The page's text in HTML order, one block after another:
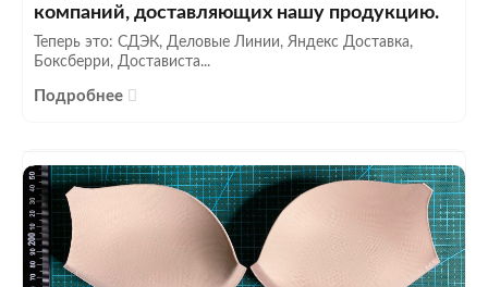
компаний, доставляющих нашу продукцию.
Теперь это: СДЭК, Деловые Линии, Яндекс Доставка,
Боксберри, Достависта...
Подробнее